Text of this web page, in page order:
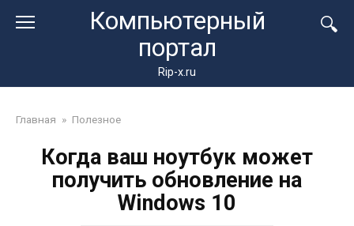
Компьютерный
портал
Rip-x.ru
Главная » Полезное
Когда ваш ноутбук может
получить обновление на
Windows 10